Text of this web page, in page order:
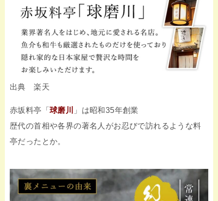
出典 楽天
赤坂料亭「 球磨川
」は昭和35年創業
歴代の首相や各界の著名人がお忍びで訪れるような料
亭だったとか。